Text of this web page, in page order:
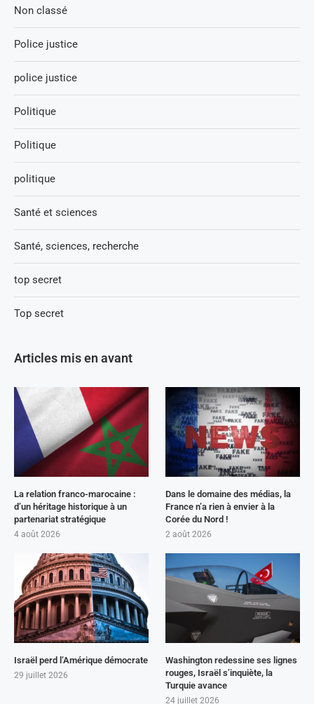
Non classé
Police justice
police justice
Politique
Politique
politique
Santé et sciences
Santé, sciences, recherche
top secret
Top secret
Articles mis en avant
La relation franco-marocaine :
d’un héritage historique à un
partenariat stratégique
4 août 2026
Dans le domaine des médias, la
France n’a rien à envier à la
Corée du Nord !
2 août 2026
Israël perd l’Amérique démocrate
29 juillet 2026
Washington redessine ses lignes
rouges, Israël s’inquiète, la
Turquie avance
24 juillet 2026